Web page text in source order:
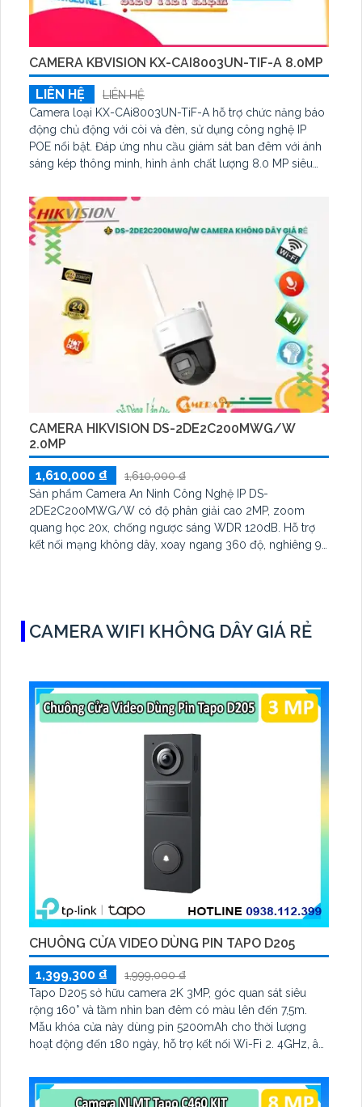
CAMERA KBVISION KX-CAI8003UN-TIF-A 8.0MP
LIÊN HỆ
LIÊN HỆ
Camera loại KX-CAi8003UN-TiF-A hỗ trợ chức năng báo
động chủ động với còi và đèn, sử dụng công nghệ IP
POE nổi bật. Đáp ứng nhu cầu giám sát ban đêm với ánh
sáng kép thông minh, hình ảnh chất lượng 8.0 MP siêu
120db, lắp trong nhà tốt hơn sáng đẹp hơn
CAMERA HIKVISION DS-2DE2C200MWG/W
2.0MP
1,610,000 ₫
1,610,000 ₫
Sản phẩm Camera An Ninh Công Nghệ IP DS-
2DE2C200MWG/W có độ phân giải cao 2MP, zoom
quang học 20x, chống ngược sáng WDR 120dB. Hỗ trợ
kết nối mạng không dây, xoay ngang 360 độ, nghiêng 90
CAMERA WIFI KHÔNG DÂY GIÁ RẺ
CHUÔNG CỬA VIDEO DÙNG PIN TAPO D205
1,399,300 ₫
1,999,000 ₫
Tapo D205 sở hữu camera 2K 3MP, góc quan sát siêu
rộng 160° và tầm nhìn ban đêm có màu lên đến 7,5m.
Mẫu khóa cửa này dùng pin 5200mAh cho thời lượng
hoạt động đến 180 ngày, hỗ trợ kết nối Wi-Fi 2. 4GHz, âm